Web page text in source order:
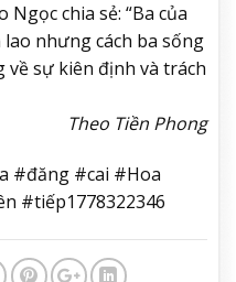
Ngọc chia sẻ: “Ba của
nhưng cách ba sống
về sự kiên định và trách
Theo Tiền Phong
#đăng #cai #Hoa
#tiếp1778322346